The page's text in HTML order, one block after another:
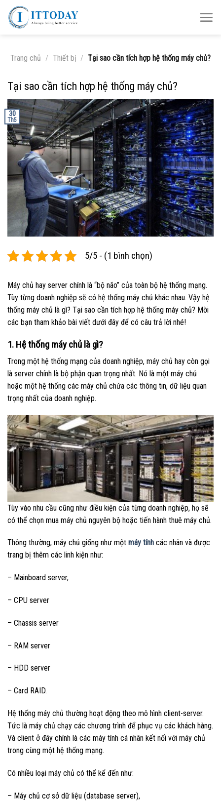
content
Trang chủ / Thiết bị / Tại sao cần tích hợp hệ thống máy chủ?
Tại sao cần tích hợp hệ thống máy chủ?
30
Th5
5/5 - (1 bình chọn)
Máy chủ hay server chính là “bộ não” của toàn bộ hệ thống mạng.
Tùy từng doanh nghiệp sẽ có hệ thống máy chủ khác nhau. Vậy hệ
thống máy chủ là gì? Tại sao cần tích hợp hệ thống máy chủ? Mời
các bạn tham khảo bài viết dưới đây để có câu trả lời nhé!
1. Hệ thống máy chủ là gì?
Trong một hệ thống mạng của doanh nghiệp, máy chủ hay còn gọi
là server chính là bộ phận quan trọng nhất. Nó là một máy chủ
hoặc một hệ thống các máy chủ chứa các thông tin, dữ liệu quan
trọng nhất của doanh nghiệp.
Tùy vào nhu cầu cũng như điều kiện của từng doanh nghiệp, họ sẽ
có thể chọn mua máy chủ nguyên bộ hoặc tiến hành thuê máy chủ.
Thông thường, máy chủ giống như một máy tính các nhân và được
trang bị thêm các linh kiện như:
– Mainboard server,
– CPU server
– Chassis server
– RAM server
– HDD server
– Card RAID.
Hệ thống máy chủ thường hoạt động theo mô hình client-server.
Tức là máy chủ chạy các chương trình để phục vụ các khách hàng.
Và client ở đây chính là các máy tính cá nhân kết nối với máy chủ
trong cùng một hệ thống mạng.
Có nhiều loại máy chủ có thể kể đến như:
– Máy chủ cơ sở dữ liệu (database server),